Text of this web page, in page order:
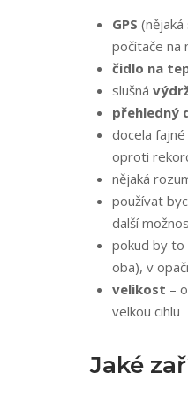
GPS
počítače na
čidlo na
slušná
přehledný
docela
oproti
nějaká
používat
další
pokud by to
oba), v
velikost –
velkou cihlu
Jaké